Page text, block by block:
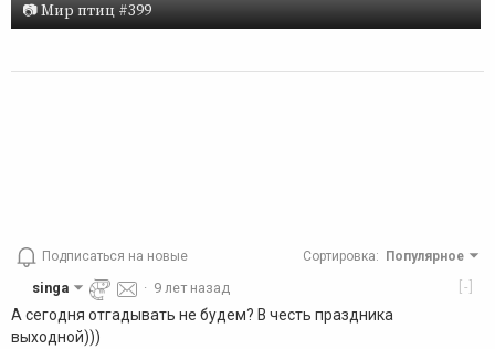
📷 Мир птиц #399
Подписаться на новые Сортировка: Популярное
[-]
singa · 9 лет назад
А сегодня отгадывать не будем? В честь праздника
выходной)))